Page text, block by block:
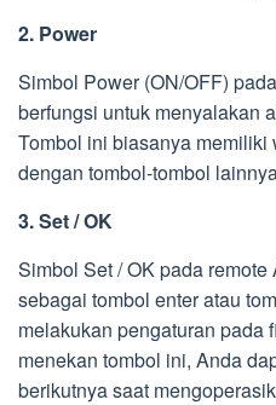
2. Power
Simbol Power (ON/OFF)
berfungsi untuk menyalakan
Tombol ini biasanya
dengan tombol-tombol
3. Set / OK
Simbol Set / OK pada
sebagai tombol enter atau
melakukan pengaturan pada
menekan tombol ini, Anda
berikutnya saat